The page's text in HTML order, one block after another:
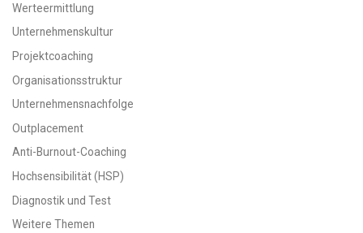
Werteermittlung
Unternehmenskultur
Projektcoaching
Organisationsstruktur
Unternehmensnachfolge
Outplacement
Anti-Burnout-Coaching
Hochsensibilität (HSP)
Diagnostik und Test
Weitere Themen